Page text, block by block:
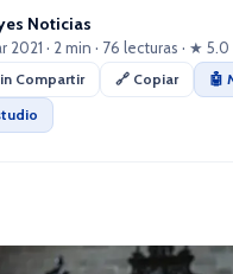
Noticias
2021 · 2 min · 76 lecturas · ★ 5.0
in Compartir 🔗 Copiar
🤖